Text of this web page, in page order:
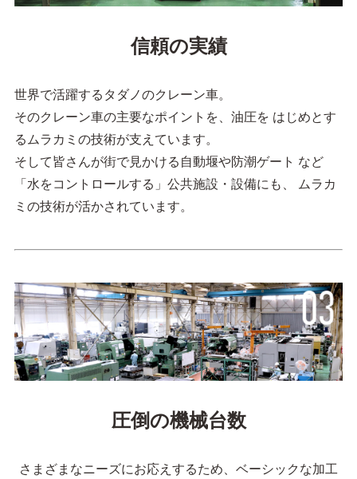
信頼の実績
世界で活躍するタダノのクレーン車。
そのクレーン車の主要なポイントを、油圧を はじめとす
るムラカミの技術が支えています。
そして皆さんが街で見かける自動堰や防潮ゲート など
「水をコントロールする」公共施設・設備にも、
ムラカ
ミの技術が活かされています。
圧倒の機械台数
さまざまなニーズにお応えするため、ベーシックな加工